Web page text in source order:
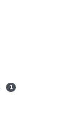
1